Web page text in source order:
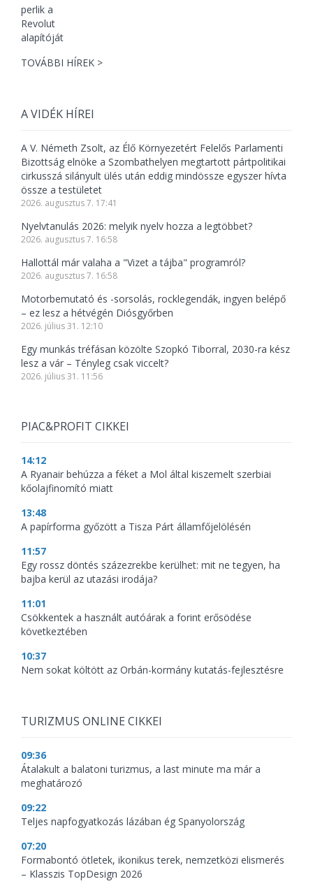
TOVÁBBI HÍREK >
A VIDÉK HÍREI
A V. Németh Zsolt, az Élő Környezetért Felelős Parlamenti
Bizottság elnöke a Szombathelyen megtartott pártpolitikai
cirkusszá silányult ülés után eddig mindössze egyszer hívta
össze a testületet
2026. augusztus 7. 17:41
Nyelvtanulás 2026: melyik nyelv hozza a legtöbbet?
2026. augusztus 7. 16:58
Hallottál már valaha a "Vizet a tájba" programról?
2026. augusztus 7. 16:58
Motorbemutató és -sorsolás, rocklegendák, ingyen belépő
– ez lesz a hétvégén Diósgyőrben
2026. július 31. 12:10
Egy munkás tréfásan közölte Szopkó Tiborral, 2030-ra kész
lesz a vár – Tényleg csak viccelt?
2026. július 31. 11:56
PIAC&PROFIT CIKKEI
14:12
A Ryanair behúzza a féket a Mol által kiszemelt szerbiai
kőolajfinomító miatt
13:48
A papírforma győzött a Tisza Párt államfőjelölésén
11:57
Egy rossz döntés százezrekbe kerülhet: mit ne tegyen, ha
bajba kerül az utazási irodája?
11:01
Csökkentek a használt autóárak a forint erősödése
következtében
10:37
Nem sokat költött az Orbán-kormány kutatás-fejlesztésre
TURIZMUS ONLINE CIKKEI
09:36
Átalakult a balatoni turizmus, a last minute ma már a
meghatározó
09:22
Teljes napfogyatkozás lázában ég Spanyolország
07:20
Formabontó ötletek, ikonikus terek, nemzetközi elismerés
– Klasszis TopDesign 2026